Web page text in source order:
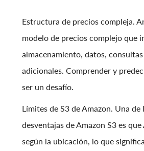
Estructura de precios compleja.
modelo de precios complejo que
almacenamiento, datos,
adicionales. Comprender y
ser un desafío.
Límites de S3 de Amazon. Una de
desventajas de Amazon S3 es
según la ubicación, lo que